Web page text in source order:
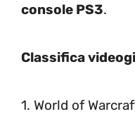
console PS3.
Classifica
1. World of